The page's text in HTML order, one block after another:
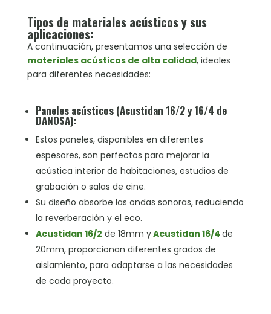
Tipos de materiales acústicos y sus
aplicaciones:
A continuación, presentamos una selección de
materiales acústicos de alta calidad, ideales
para diferentes necesidades:
Paneles acústicos (Acustidan 16/2 y 16/4 de
DANOSA):
Estos paneles, disponibles en diferentes
espesores, son perfectos para mejorar la
acústica interior de habitaciones, estudios de
grabación o salas de cine.
Su diseño absorbe las ondas sonoras, reduciendo
la reverberación y el eco.
Acustidan 16/2 de 18mm yAcustidan 16/4 de
20mm, proporcionan diferentes grados de
aislamiento, para adaptarse a las necesidades
de cada proyecto.